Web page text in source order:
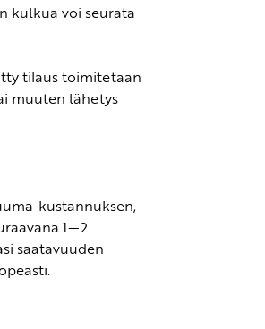
kulkua voi seurata
tilaus toimitetaan
muuten lähetys
kustannuksen,
1—2
saatavuuden